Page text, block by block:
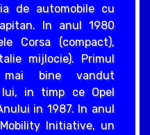
de automobile cu
In anul 1980
Corsa (compact),
mijlocie). Primul
bine vandut
in timp ce Opel
in 1987. In anul
Initiative, un